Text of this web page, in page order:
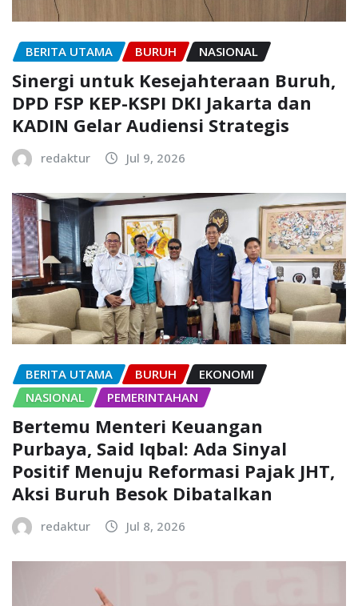
BERITA UTAMA BURUH NASIONAL
Sinergi untuk Kesejahteraan Buruh,
DPD FSP KEP-KSPI DKI Jakarta dan
KADIN Gelar Audiensi Strategis
redaktur Jul 9, 2026
BERITA UTAMA BURUH
EKONOMI
NASIONAL
PEMERINTAHAN
Bertemu Menteri Keuangan
Purbaya, Said Iqbal: Ada Sinyal
Positif Menuju Reformasi Pajak JHT,
Aksi Buruh Besok Dibatalkan
redaktur Jul 8, 2026